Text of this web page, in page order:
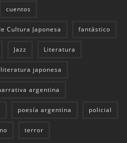
cuentos
Cultura Japonesa fantástico
Jazz Literatura
literatura japonesa
argentina
poesía argentina policial
terror